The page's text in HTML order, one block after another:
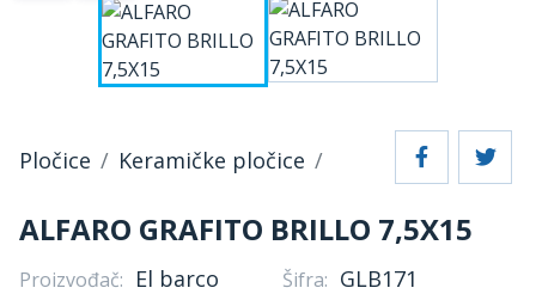
Pločice Keramičke pločice
ALFARO GRAFITO BRILLO 7,5X15
Proizvođač: El barco Šifra: GLB171